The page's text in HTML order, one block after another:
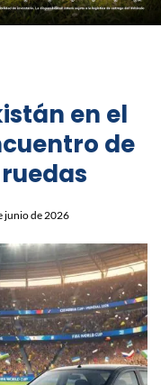
en el
de
junio de 2026